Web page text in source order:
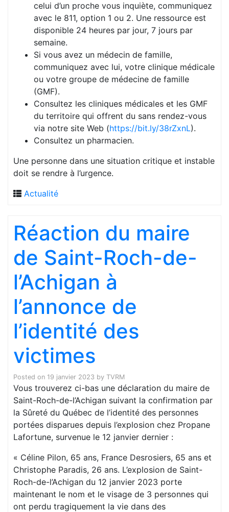
celui d’un proche vous inquiète, communiquez
avec le 811, option 1 ou 2. Une ressource est
disponible 24 heures par jour, 7 jours par
semaine.
Si vous avez un médecin de famille,
communiquez avec lui, votre clinique médicale
ou votre groupe de médecine de famille
(GMF).
Consultez les cliniques médicales et les GMF
du territoire qui offrent du sans rendez-vous
via notre site Web (https://bit.ly/38rZxnL).
Consultez un pharmacien.
Une personne dans une situation critique et instable
doit se rendre à l’urgence.
Actualité
Réaction du maire
de Saint-Roch-de-
l’Achigan à
l’annonce de
l’identité des
victimes
Posted on 19 janvier 2023 by TVRM
Vous trouverez ci-bas une déclaration du maire de
Saint-Roch-de-l’Achigan suivant la confirmation par
la Sûreté du Québec de l’identité des personnes
portées disparues depuis l’explosion chez Propane
Lafortune, survenue le 12 janvier dernier :
« Céline Pilon, 65 ans, France Desrosiers, 65 ans et
Christophe Paradis, 26 ans. L’explosion de Saint-
Roch-de-l’Achigan du 12 janvier 2023 porte
maintenant le nom et le visage de 3 personnes qui
ont perdu tragiquement la vie dans des